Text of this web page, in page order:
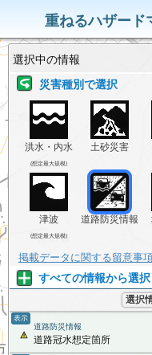
重ねるハザード
災害リスク情報
選択中の情報
災害種別で選択
洪水・内水
(想定最大規模)
土砂災害
津波
(想定最大規模)
道路防災情報
掲載データに関する留意事
すべての情報から選択
選択
表示
道路防災情報
道路冠水想定箇所